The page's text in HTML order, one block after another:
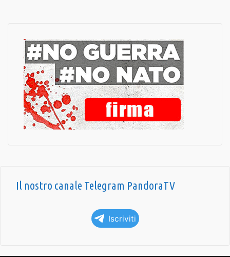
Il nostro canale Telegram PandoraTV
Iscriviti